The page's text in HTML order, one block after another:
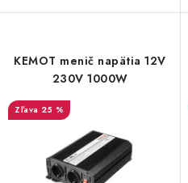
KEMOT menič napätia 12V
230V 1000W
25 %